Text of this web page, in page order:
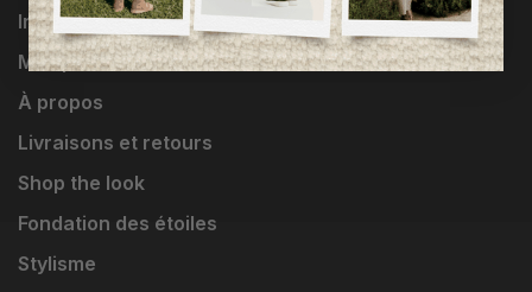
Influenceuses
Marques
À propos
Livraisons et retours
Shop the look
Fondation des étoiles
Stylisme